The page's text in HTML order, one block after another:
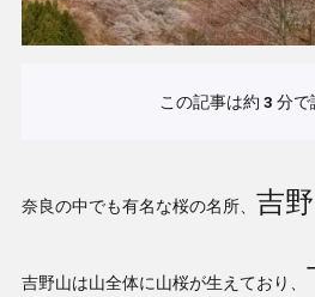
この記事は約 3 分で
奈良の中でも有名な桜の名所、 吉
吉野山は山全体に山桜が生えており、